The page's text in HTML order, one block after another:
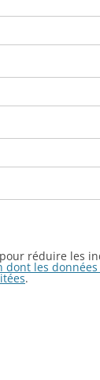
réduire les
les données
.